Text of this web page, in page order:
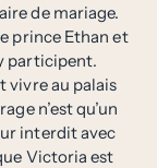
de mariage.
prince Ethan et
participent.
vivre au palais
n’est qu’un
interdit avec
Victoria est